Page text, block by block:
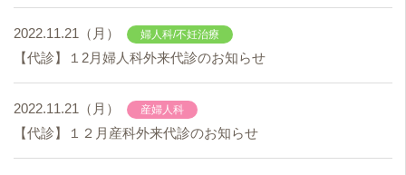
2022.11.21（月） 婦人科/不妊治療
【代診】１2月婦人科外来代診のお知らせ
2022.11.21（月） 産婦人科
【代診】１２月産科外来代診のお知らせ